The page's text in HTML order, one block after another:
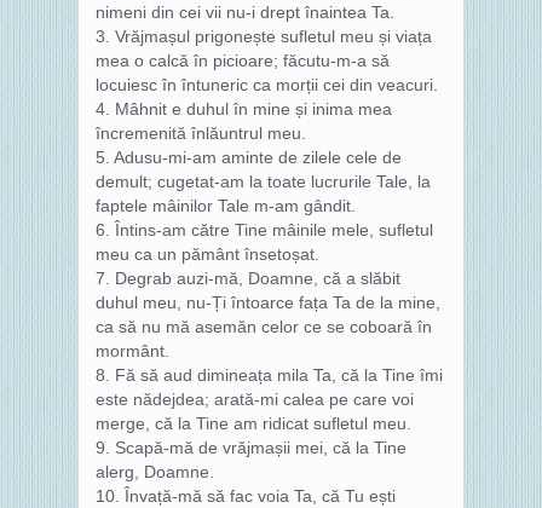
nimeni din cei vii nu‑i drept înaintea Ta.
3. Vrăjmașul prigonește sufletul meu și viața
mea o calcă în picioare; făcutu‑m‑a să
locuiesc în întuneric ca morții cei din veacuri.
4. Mâhnit e duhul în mine și inima mea
încremenită înlăuntrul meu.
5. Adusu‑mi‑am aminte de zilele cele de
demult; cugetat‑am la toate lucrurile Tale, la
faptele mâinilor Tale m‑am gândit.
6. Întins‑am către Tine mâinile mele, sufletul
meu ca un pământ însetoșat.
7. Degrab auzi‑mă, Doamne, că a slăbit
duhul meu, nu‑Ți întoarce fața Ta de la mine,
ca să nu mă asemăn celor ce se coboară în
mormânt.
8. Fă să aud dimineața mila Ta, că la Tine îmi
este nădejdea; arată‑mi calea pe care voi
merge, că la Tine am ridicat sufletul meu.
9. Scapă‑mă de vrăjmașii mei, că la Tine
alerg, Doamne.
10. Învață‑mă să fac voia Ta, că Tu ești